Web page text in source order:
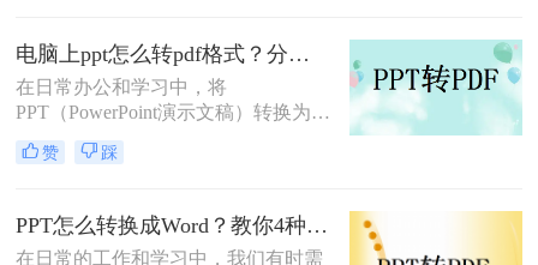
细节得到完整保留。那么多个ppt怎么
转pdf呢？本文将介绍几种有效且简便
的方法，帮助你轻松实现这一目标。
电脑上ppt怎么转pdf格式？分享三种好用的方法！
在日常办公和学习中，将
PPT（PowerPoint演示文稿）转换为
PDF（Portable Document Format）格
式是一项常见的需求，以便更好地分
一致性。那么电脑上ppt怎么转pdf格
式呢？以下将详细介绍几种在电脑上
赞 踩
PPT怎么转换成Word？教你4种值得收藏的转换方法!！
在日常的工作和学习中，我们有时需